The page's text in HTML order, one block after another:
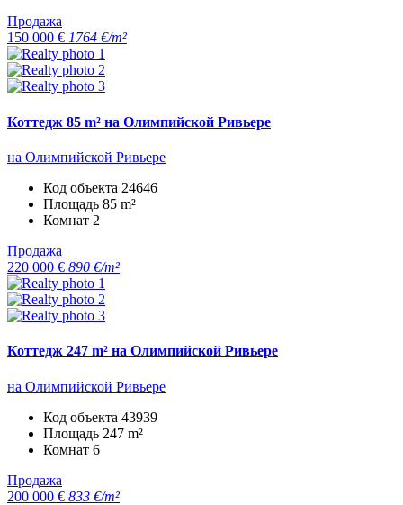
Продажа
150 000 € 1764 €/m²
Коттедж 85 m² на Олимпийской Ривьере
на Олимпийской Ривьере
Код объекта 24646
Площадь 85 m²
Комнат 2
Продажа
220 000 € 890 €/m²
Коттедж 247 m² на Олимпийской Ривьере
на Олимпийской Ривьере
Код объекта 43939
Площадь 247 m²
Комнат 6
Продажа
200 000 € 833 €/m²